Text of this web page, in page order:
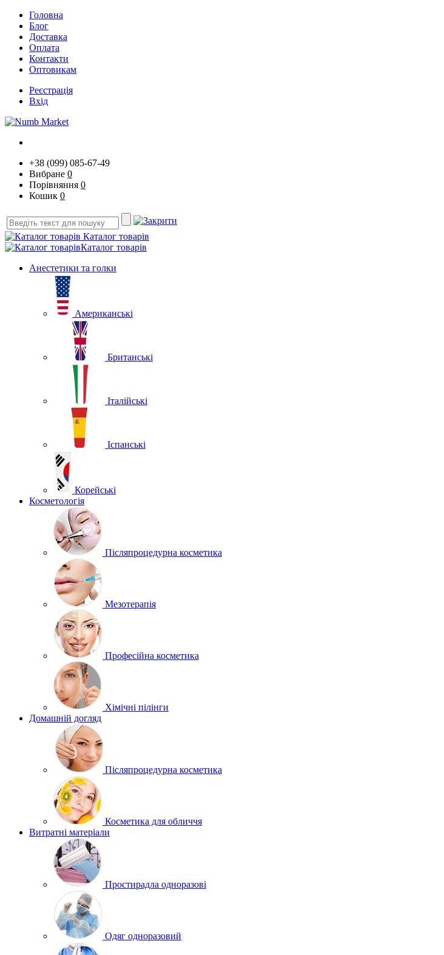
Головна
Блог
Доставка
Оплата
Контакти
Оптовикам
Реєстрація
Вхід
+38 (099) 085-67-49
Вибране 0
Порівняння 0
Кошик 0
Каталог товарів
Каталог товарів
Анестетики та голки
Американські
Британські
Італійські
Іспанські
Корейські
Косметологія
Післяпроцедурна косметика
Мезотерапія
Професійна косметика
Хімічні пілінги
Домашній догляд
Післяпроцедурна косметика
Косметика для обличчя
Витратні матеріали
Простирадла одноразові
Одяг одноразовий